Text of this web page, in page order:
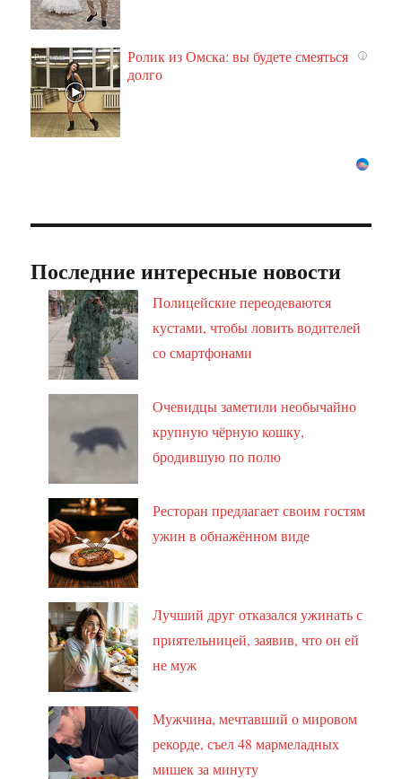
i
Ролик из Омска: вы будете смеяться
долго
Последние интересные новости
Полицейские переодеваются
кустами, чтобы ловить водителей
со смартфонами
Очевидцы заметили необычайно
крупную чёрную кошку,
бродившую по полю
Ресторан предлагает своим гостям
ужин в обнажённом виде
Лучший друг отказался ужинать с
приятельницей, заявив, что он ей
не муж
Мужчина, мечтавший о мировом
рекорде, съел 48 мармеладных
мишек за минуту